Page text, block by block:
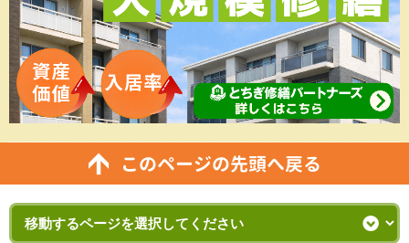
このページの先頭へ戻る